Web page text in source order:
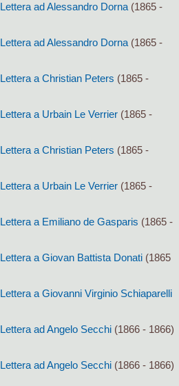
Lettera ad Alessandro Dorna (1865 -
Lettera ad Alessandro Dorna (1865 -
Lettera a Christian Peters (1865 -
Lettera a Urbain Le Verrier (1865 -
Lettera a Christian Peters (1865 -
Lettera a Urbain Le Verrier (1865 -
Lettera a Emiliano de Gasparis (1865 -
Lettera a Giovan Battista Donati (1865
Lettera a Giovanni Virginio Schiaparelli
Lettera ad Angelo Secchi (1866 - 1866)
Lettera ad Angelo Secchi (1866 - 1866)